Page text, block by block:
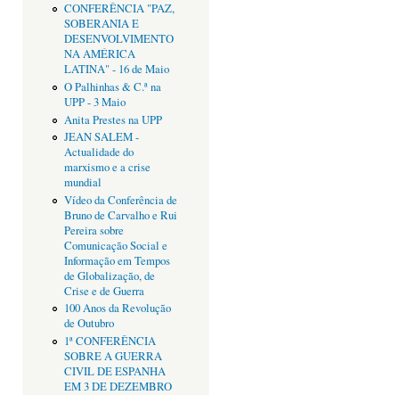
CONFERÊNCIA "PAZ,
SOBERANIA E
DESENVOLVIMENTO
NA AMÉRICA
LATINA" - 16 de Maio
O Palhinhas & C.ª na
UPP - 3 Maio
Anita Prestes na UPP
JEAN SALEM -
Actualidade do
marxismo e a crise
mundial
Vídeo da Conferência de
Bruno de Carvalho e Rui
Pereira sobre
Comunicação Social e
Informação em Tempos
de Globalização, de
Crise e de Guerra
100 Anos da Revolução
de Outubro
1ª CONFERÊNCIA
SOBRE A GUERRA
CIVIL DE ESPANHA
EM 3 DE DEZEMBRO